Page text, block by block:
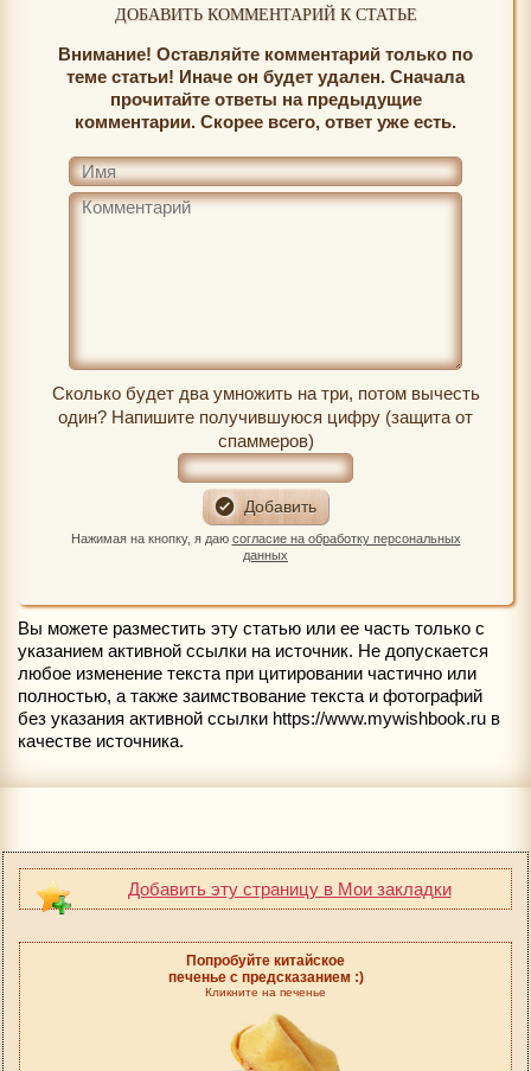
ДОБАВИТЬ КОММЕНТАРИЙ К СТАТЬЕ
Внимание! Оставляйте комментарий только по
теме статьи! Иначе он будет удален. Сначала
прочитайте ответы на предыдущие
комментарии. Скорее всего, ответ уже есть.
Сколько будет два умножить на три, потом вычесть
один? Напишите получившуюся цифру (защита от
спаммеров)
Нажимая на кнопку, я даю согласие на обработку персональных
данных
Вы можете разместить эту статью или ее часть только с
указанием активной ссылки на источник. Не допускается
любое изменение текста при цитировании частично или
полностью, а также заимствование текста и фотографий
без указания активной ссылки https://www.mywishbook.ru в
качестве источника.
Добавить эту страницу в Мои закладки
Попробуйте китайское
печенье с предсказанием :)
Кликните на печенье